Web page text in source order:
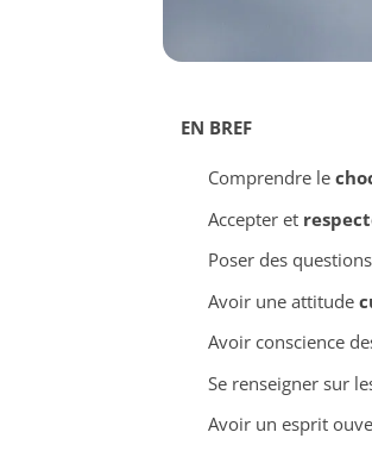
EN BREF
Comprendre le
Accepter et
Poser des
Avoir une attitude
Avoir conscience
Se renseigner sur
Avoir un esprit